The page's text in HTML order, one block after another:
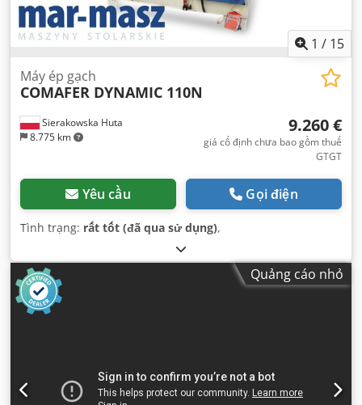
1 / 15
Sierakowska Huta
8.775 km
Máy ép gạch
COMAFER DYNAMIC 110N
9.260 €
giá cố định chưa bao gồm thuế
GTGT
Yêu cầu Gọi điện
Tình trạng: rất tốt (đã qua sử dụng),
Quảng cáo nhỏ